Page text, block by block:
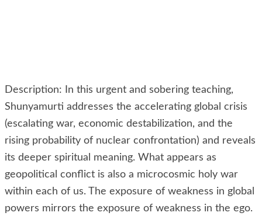
Description: In this urgent and sobering teaching,
Shunyamurti addresses the accelerating global crisis
(escalating war, economic destabilization, and the
rising probability of nuclear confrontation) and reveals
its deeper spiritual meaning. What appears as
geopolitical conflict is also a microcosmic holy war
within each of us. The exposure of weakness in global
powers mirrors the exposure of weakness in the ego.